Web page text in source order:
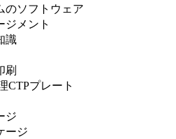
のソフトウェア
ジメント
識
刷
CTPプレート
ジ
ージ